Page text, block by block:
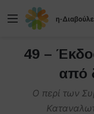
Μενού
49 –
από
Ο περί των